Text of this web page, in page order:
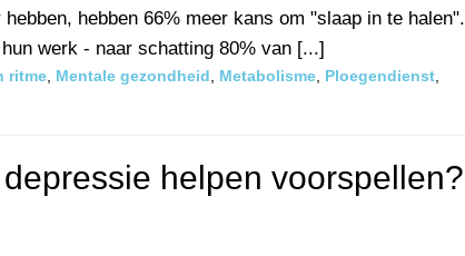
hebben 66% meer kans om "slaap in te halen".
werk - naar schatting 80% van [...]
ritme Mentale gezondheid Metabolisme Ploegendienst
helpen voorspellen?